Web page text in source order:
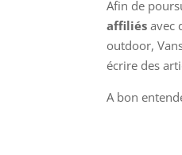
Afin de
affiliés avec
outdoor,
écrire des
A bon